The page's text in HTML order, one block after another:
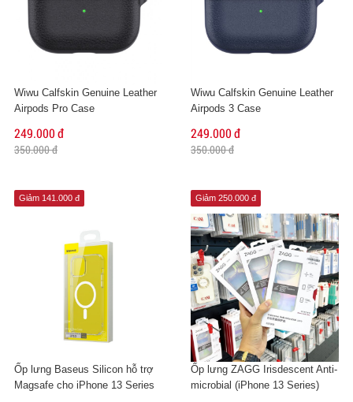
Wiwu Calfskin Genuine Leather
Airpods Pro Case
249.000 đ
350.000 đ
Wiwu Calfskin Genuine Leather
Airpods 3 Case
249.000 đ
350.000 đ
Giảm 141.000 đ
Ốp lưng Baseus Silicon hỗ trợ
Magsafe cho iPhone 13 Series
Giảm 250.000 đ
Ốp lưng ZAGG Irisdescent Anti-
microbial (iPhone 13 Series)